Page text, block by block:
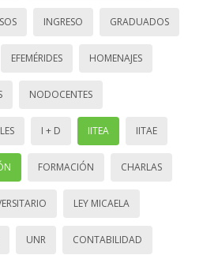
INGRESO GRADUADOS
EFEMÉRIDES HOMENAJES
NODOCENTES
I + D IITEA IITAE
FORMACIÓN CHARLAS
LEY MICAELA
UNR CONTABILIDAD